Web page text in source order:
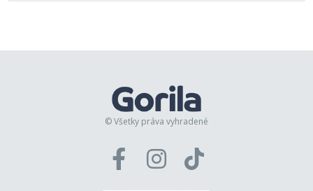
© Všetky práva vyhradené